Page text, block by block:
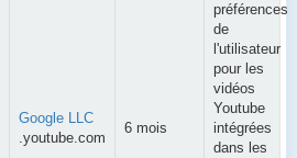
Google LLC
.youtube.com
6 mois
préférences
de
l'utilisateur
pour les
vidéos
Youtube
intégrées
dans les